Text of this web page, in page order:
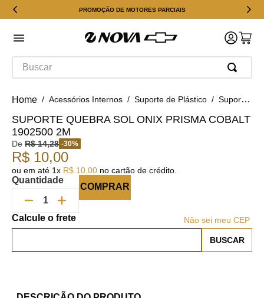
PROMOÇÃO DE MOTORES PARCIAIS
Buscar
Acessórios Internos Suporte de Plástico Suporte Quebra Sol Onix Prisma Cobalt 1902500 2M
SUPORTE QUEBRA SOL ONIX PRISMA COBALT
1902500 2M
De R$ 14,28 -30%
R$ 10,00
ou em até 1x R$ 10 00 no cartão de crédito.
Quantidade
COMPRAR
Não sei meu CEP